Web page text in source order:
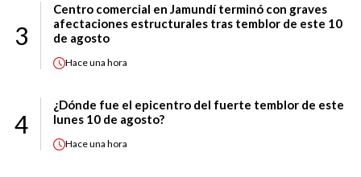
3
Centro comercial en Jamundí terminó con graves
afectaciones estructurales tras temblor de este 10
de agosto
Haceuna hora
4
¿Dónde fue el epicentro del fuerte temblor de este
lunes 10 de agosto?
Haceuna hora